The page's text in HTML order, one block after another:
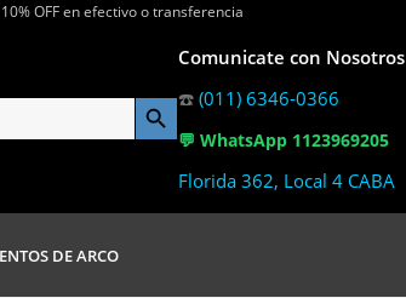
OFF en efectivo o transferencia
Comunicate con Nosotros
☎️ (011) 6346-0366
💬 WhatsApp 1123969205
Florida 362, Local 4 CABA
DE ARCO